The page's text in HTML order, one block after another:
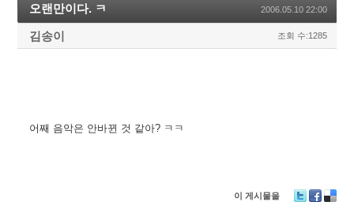
오랜만이다. ㅋ 2006.05.10 22:00
김송이 조회 수:1285
어째 음악은 안바뀐 것 같아? ㅋㅋ
이 게시물을